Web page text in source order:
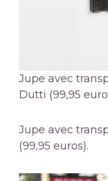
Jupe avec
Dutti (99,95
Jupe avec
(99,95 euros).